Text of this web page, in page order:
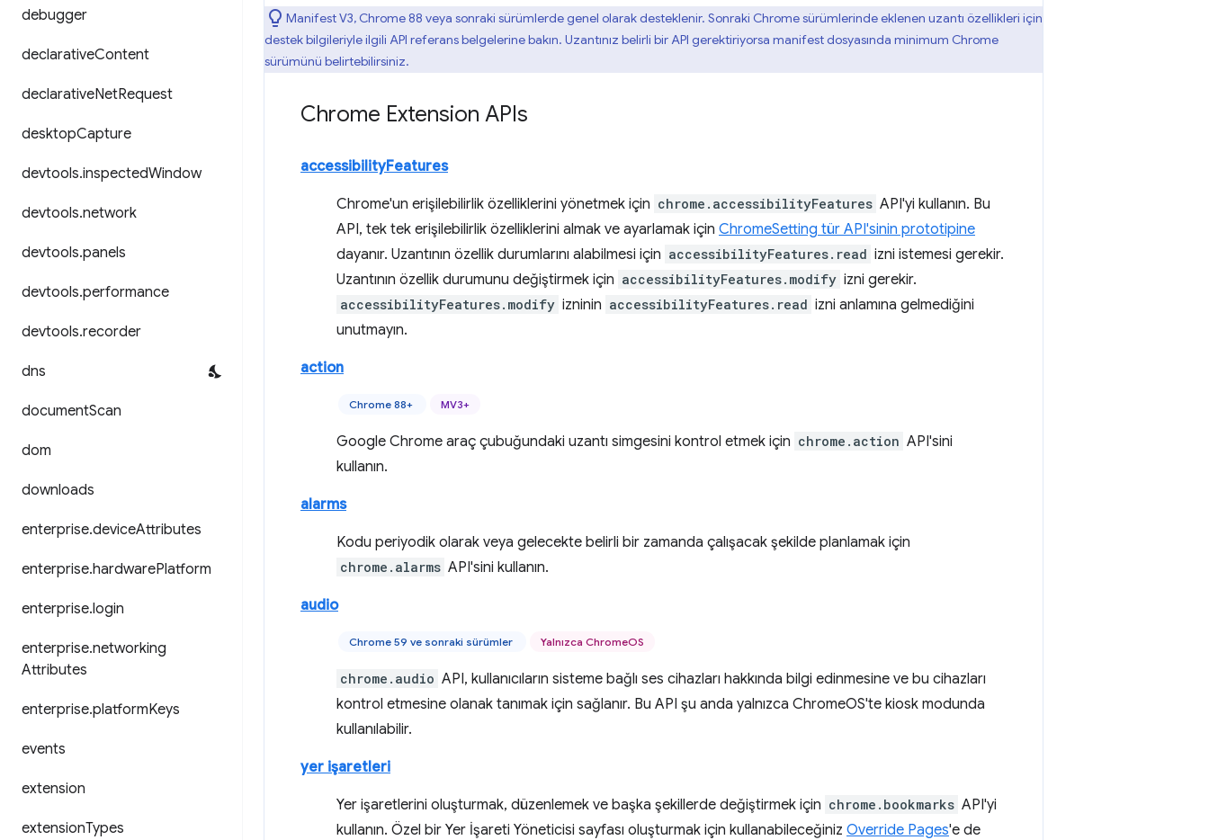
debugger
declarativeContent
declarativeNetRequest
desktopCapture
devtools.inspectedWindow
devtools.network
devtools.panels
devtools.performance
devtools.recorder
dns
documentScan
dom
downloads
enterprise.deviceAttributes
enterprise.hardwarePlatform
enterprise.login
enterprise.networking
Attributes
enterprise.platformKeys
events
extension
extensionTypes
Manifest V3, Chrome 88 veya sonraki sürümlerde genel olarak desteklenir. Sonraki Chrome sürümlerinde eklenen uzantı özellikleri için
destek bilgileriyle ilgili API referans belgelerine bakın. Uzantınız belirli bir API gerektiriyorsa manifest dosyasında minimum Chrome
sürümünü belirtebilirsiniz.
Chrome Extension APIs
accessibilityFeatures
Chrome'un erişilebilirlik özelliklerini yönetmek için chrome.accessibilityFeatures API'yi kullanın. Bu
API, tek tek erişilebilirlik özelliklerini almak ve ayarlamak için ChromeSetting tür API'sinin prototipine
dayanır. Uzantının özellik durumlarını alabilmesi için accessibilityFeatures.read izni istemesi gerekir.
Uzantının özellik durumunu değiştirmek için accessibilityFeatures.modify izni gerekir.
accessibilityFeatures.modify izninin accessibilityFeatures.read izni anlamına gelmediğini
unutmayın.
action
Chrome 88+ MV3+
Google Chrome araç çubuğundaki uzantı simgesini kontrol etmek için chrome.action API'sini
kullanın.
alarms
Kodu periyodik olarak veya gelecekte belirli bir zamanda çalışacak şekilde planlamak için
chrome.alarms API'sini kullanın.
audio
Chrome 59 ve sonraki sürümler Yalnızca ChromeOS
chrome.audio API, kullanıcıların sisteme bağlı ses cihazları hakkında bilgi edinmesine ve bu cihazları
kontrol etmesine olanak tanımak için sağlanır. Bu API şu anda yalnızca ChromeOS'te kiosk modunda
kullanılabilir.
yer işaretleri
Yer işaretlerini oluşturmak, düzenlemek ve başka şekillerde değiştirmek için chrome.bookmarks API'yi
kullanın. Özel bir Yer İşareti Yöneticisi sayfası oluşturmak için kullanabileceğiniz Override Pages'e de